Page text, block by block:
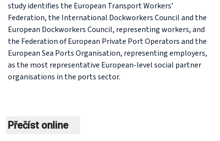
study identifies the European Transport Workers’
Federation, the International Dockworkers Council and the
European Dockworkers Council, representing workers, and
the Federation of European Private Port Operators and the
European Sea Ports Organisation, representing employers,
as the most representative European-level social partner
organisations in the ports sector.
Přečíst online